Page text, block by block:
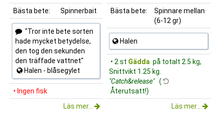
Bästa bete:
Spinnerbait
"Tror inte bete sorten
hade mycket betydelse,
den tog den sekunden
den träffade vattnet"
Halen - blåsegylet
• Ingen fisk
Läs mer...
Bästa bete:
Spinnare mellan
(6-12 gr)
Halen
• 2 st Gädda på totalt 2.5 kg,
Snittvikt 1.25 kg.
"Catch&release" (
Återutsatt!)
Läs mer...